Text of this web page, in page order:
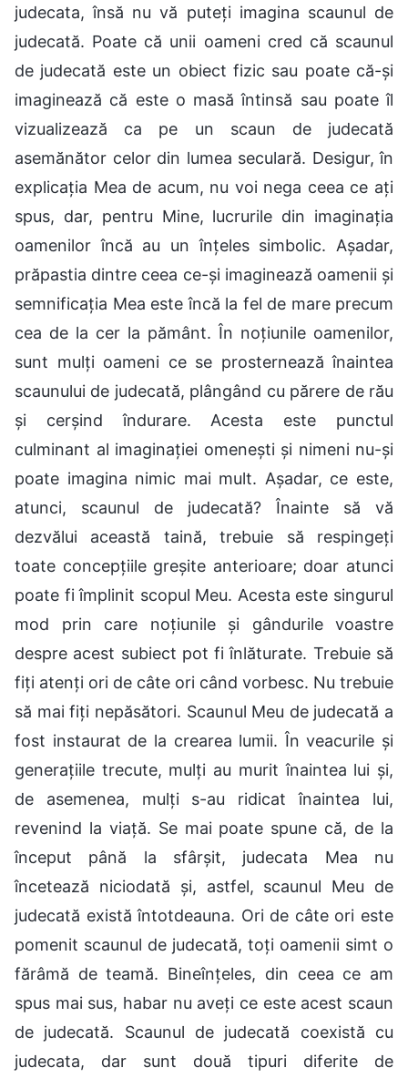
judecata, însă nu vă puteți imagina scaunul de
judecată. Poate că unii oameni cred că scaunul
de judecată este un obiect fizic sau poate că-și
imaginează că este o masă întinsă sau poate îl
vizualizează ca pe un scaun de judecată
asemănător celor din lumea seculară. Desigur, în
explicația Mea de acum, nu voi nega ceea ce ați
spus, dar, pentru Mine, lucrurile din imaginația
oamenilor încă au un înțeles simbolic. Așadar,
prăpastia dintre ceea ce-și imaginează oamenii și
semnificația Mea este încă la fel de mare precum
cea de la cer la pământ. În noțiunile oamenilor,
sunt mulți oameni ce se prosternează înaintea
scaunului de judecată, plângând cu părere de rău
și cerșind îndurare. Acesta este punctul
culminant al imaginației omenești și nimeni nu-și
poate imagina nimic mai mult. Așadar, ce este,
atunci, scaunul de judecată? Înainte să vă
dezvălui această taină, trebuie să respingeți
toate concepțiile greșite anterioare; doar atunci
poate fi împlinit scopul Meu. Acesta este singurul
mod prin care noțiunile și gândurile voastre
despre acest subiect pot fi înlăturate. Trebuie să
fiți atenți ori de câte ori când vorbesc. Nu trebuie
să mai fiți nepăsători. Scaunul Meu de judecată a
fost instaurat de la crearea lumii. În veacurile și
generațiile trecute, mulți au murit înaintea lui și,
de asemenea, mulți s-au ridicat înaintea lui,
revenind la viață. Se mai poate spune că, de la
început până la sfârșit, judecata Mea nu
încetează niciodată și, astfel, scaunul Meu de
judecată există întotdeauna. Ori de câte ori este
pomenit scaunul de judecată, toți oamenii simt o
fărâmă de teamă. Bineînțeles, din ceea ce am
spus mai sus, habar nu aveți ce este acest scaun
de judecată. Scaunul de judecată coexistă cu
judecata, dar sunt două tipuri diferite de